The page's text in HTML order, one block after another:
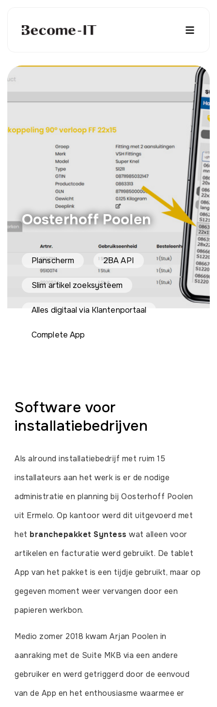
Oosterhoff Poolen
Planscherm 2BA API
Slim artikel zoeksysteem
Alles digitaal via Klantenportaal
Complete App
Software voor
installatiebedrijven
Als alround installatiebedrijf met ruim 15
installateurs aan het werk is er de nodige
administratie en planning bij Oosterhoff Poolen
uit Ermelo. Op kantoor werd dit uitgevoerd met
het branchepakket Syntess wat alleen voor
artikelen en facturatie werd gebruikt. De tablet
App van het pakket is een tijdje gebruikt, maar op
gegeven moment weer vervangen door een
papieren werkbon.
Medio zomer 2018 kwam Arjan Poolen in
aanraking met de Suite MKB via een andere
gebruiker en werd getriggerd door de eenvoud
van de App en het enthousiasme waarmee er